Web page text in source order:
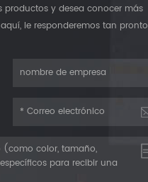
productos y desea conocer más
le responderemos tan pronto